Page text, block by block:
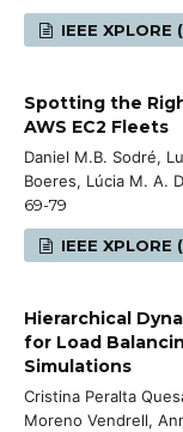
IEEE XPLORE
Spotting the
AWS EC2 Fleets
Daniel M.B. Sodré,
Boeres, Lúcia M. A.
69-79
IEEE XPLORE
Hierarchical
for Load
Simulations
Cristina Peralta
Moreno Vendrell,